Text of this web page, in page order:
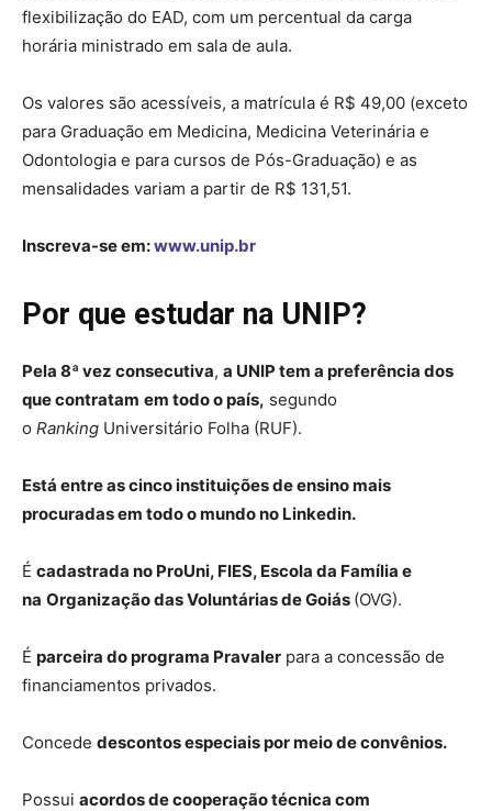
flexibilização do EAD, com um percentual da carga
horária ministrado em sala de aula.
Os valores são acessíveis, a matrícula é R$ 49,00 (exceto
para Graduação em Medicina, Medicina Veterinária e
Odontologia e para cursos de Pós-Graduação) e as
mensalidades variam a partir de R$ 131,51.
Inscreva-se em:www.unip.br
Por que estudar na UNIP?
Pela 8ª vez consecutiva, a UNIP tem a preferência dos
que contratam em todo o país, segundo
o Ranking Universitário Folha (RUF).
Está entre as cinco instituições de ensino mais
procuradas em todo o mundo no Linkedin.
É cadastrada no ProUni, FIES, Escola da Família e
na Organização das Voluntárias de Goiás (OVG).
É parceira do programa Pravaler para a concessão de
financiamentos privados.
Concede descontos especiais por meio de convênios.
Possui acordos de cooperação técnica com